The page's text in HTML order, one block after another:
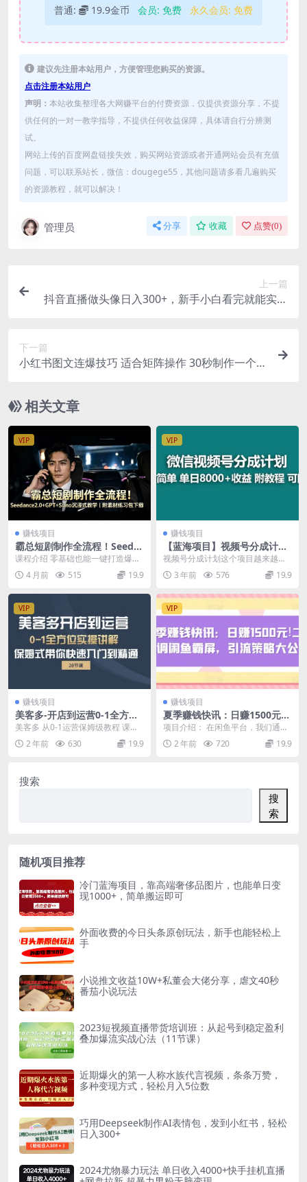
普通: 19.9金币 会员: 免费 永久会员: 免费
建议先注册本站用户，方便管理您购买的资源。
点击注册本站用户
声明： 本站收集整理各大网赚平台的付费资源，仅提供资源分享，不提
供任何的一对一教学指导，不提供任何收益保障，具体请自行分辨测
试。
网站上传的百度网盘链接失效，购买网站资源或者开通网站会员有充值
问题，可以联系站长，微信：dougege55，其他问题请多看几遍购买
的资源教程，就可以解决！
管理员 分享 收藏 点赞(0)
上一篇
抖音直播做头像日入300+，新手小白看完就能实操
下一篇
小红书图文连爆技巧 适合矩阵操作 30秒制作一个原
相关文章
VIP
赚钱项目
霸总短剧制作全流程！Seeda
nce2.0+GPT+Suno沉浸式教
学｜附素材练习包下载
课程介绍 零基础也能一键打造爆款
霸总短剧，GPT负责剧情内核、See
dance2...
4 月前 515 19.9
VIP
赚钱项目
【蓝海项目】视频号分成计划
最新玩法，单天收益8000+，
附玩法教程
视频号分成计划这个项目越来越火
了，做的人也越来越多，原因就是
项目太简单，收益太猛...
3 年前 576 19.9
VIP
赚钱项目
美客多-开店到运营0-1全方位
实战讲解 保姆式带你快速入门
到精通（28节）
美客多 从0-1运营保姆级教程 课程
亮点 美客多开店到运营0-1全方位
实操讲解保...
2 年前 630 19.9
VIP
赚钱项目
夏季赚钱快讯：日赚1500元，
二手空调闲鱼霸屏，引流策略
大公开!
项目介绍： 在闲鱼平台，我们通过
多店铺策略成功占据了本地市场的
二手空调和电动车销...
2 年前 720 19.9
搜索
搜
索
随机项目推荐
冷门蓝海项目，靠高端奢侈品图片，也能单日变
现1000+，简单搬运即可
外面收费的今日头条原创玩法，新手也能轻松上
手
小说推文收益10W+私董会大佬分享，虐文40秒
番茄小说玩法
2023短视频直播带货培训班：从起号到稳定盈利
叠加爆流实战心法（11节课）
近期爆火的第一人称水族代言视频，条条万赞，
多种变现方式，轻松月入5位数
巧用Deepseek制作AI表情包，发到小红书，轻松
日入300+
2024尤物暴力玩法 单日收入4000+快手挂机直播